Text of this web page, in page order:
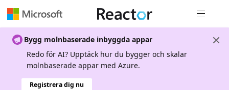
Bygg molnbaserade inbyggda appar
Redo för AI? Upptäck hur du bygger och skalar
molnbaserade appar med Azure.
Registrera dig nu